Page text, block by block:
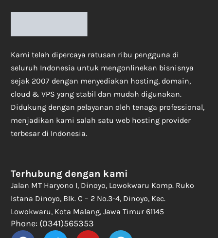
Kami telah dipercaya ratusan ribu pengguna di
seluruh Indonesia untuk mengonlinekan bisnisnya
sejak 2007 dengan menyediakan hosting, domain,
cloud & VPS yang stabil dan mudah digunakan.
Didukung dengan pelayanan oleh tenaga professional,
menjadikan kami salah satu web hosting provider
terbesar di Indonesia.
Terhubung dengan kami
Jalan MT Haryono I, Dinoyo, Lowokwaru Komp. Ruko
Istana Dinoyo, Blk. C – 2 No.3-4, Dinoyo, Kec.
Lowokwaru, Kota Malang, Jawa Timur 61145
Phone: (0341)565353